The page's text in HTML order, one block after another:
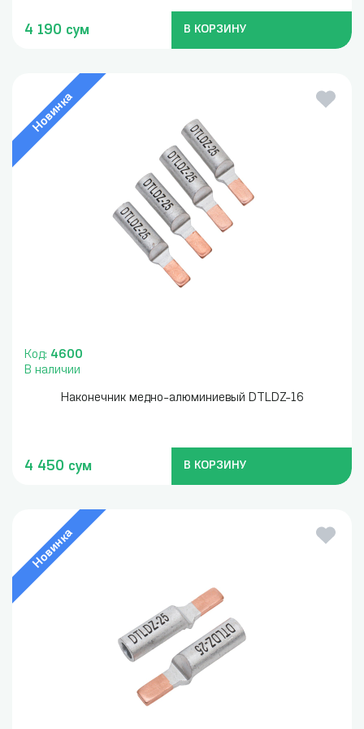
4 190 сум В КОРЗИНУ
Новинка
Код: 4600
В наличии
Наконечник медно-алюминиевый DTLDZ-16
4 450 сум В КОРЗИНУ
Новинка